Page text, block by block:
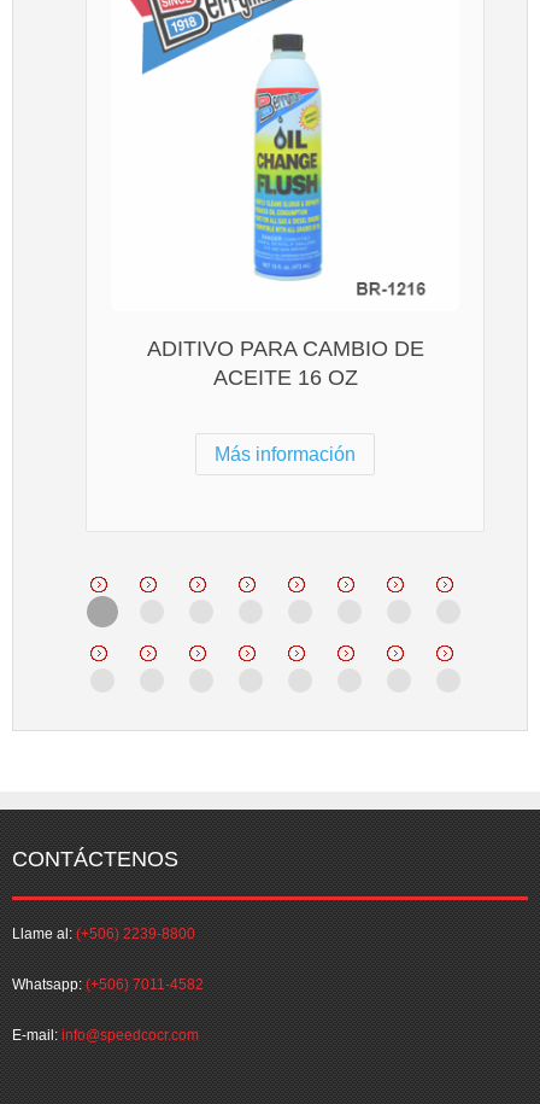
ADITIVO PARA CAMBIO DE
ACEITE 16 OZ
Más información
CONTÁCTENOS
Llame al: (+506) 2239-8800
Whatsapp: (+506) 7011-4582
E-mail: info@speedcocr.com